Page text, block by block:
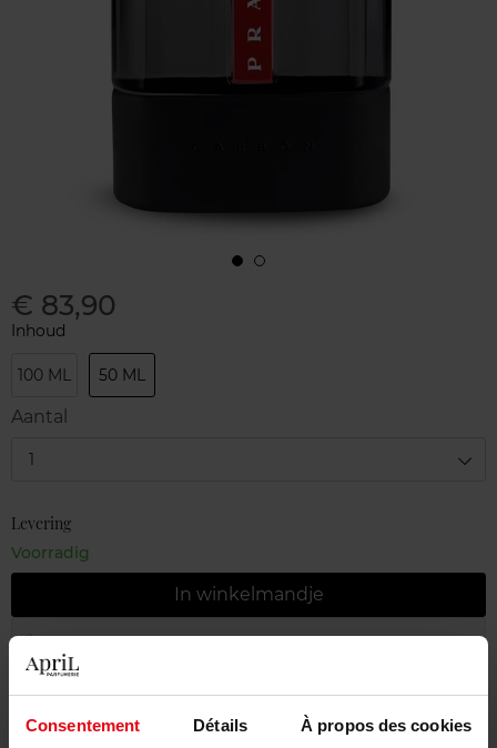
Consentement Détails À propos des cookies
€ 83,90
Inhoud
100 ML 50 ML
Aantal
1
Levering
Voorradig
In winkelmandje
Gratis levering bij aankoop van min. 55€
Gratis retour in je winkelpunt
Gratis verpakking